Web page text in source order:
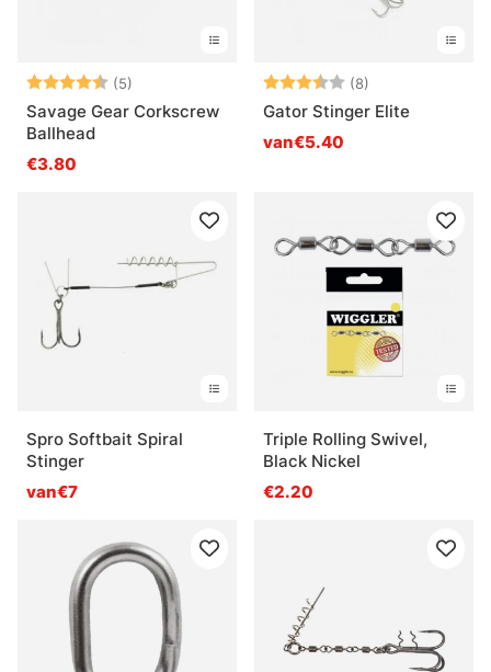
Beoordeling:
(5)
Savage Gear Corkscrew
Ballhead
€3.80
Beoordeling:
(8)
Gator Stinger Elite
van€5.40
Spro Softbait Spiral
Stinger
van€7
Triple Rolling Swivel,
Black Nickel
€2.20